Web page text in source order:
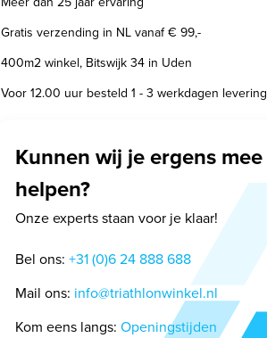
Gratis verzending in NL vanaf € 99,-
400m2 winkel, Bitswijk 34 in Uden
Voor 12.00 uur besteld 1 - 3 werkdagen levering
Kunnen wij je ergens mee
helpen?
Onze experts staan voor je klaar!
Bel ons: +31 (0)6 24 888 688
Mail ons: info@triathlonwinkel.nl
Kom eens langs: Openingstijden